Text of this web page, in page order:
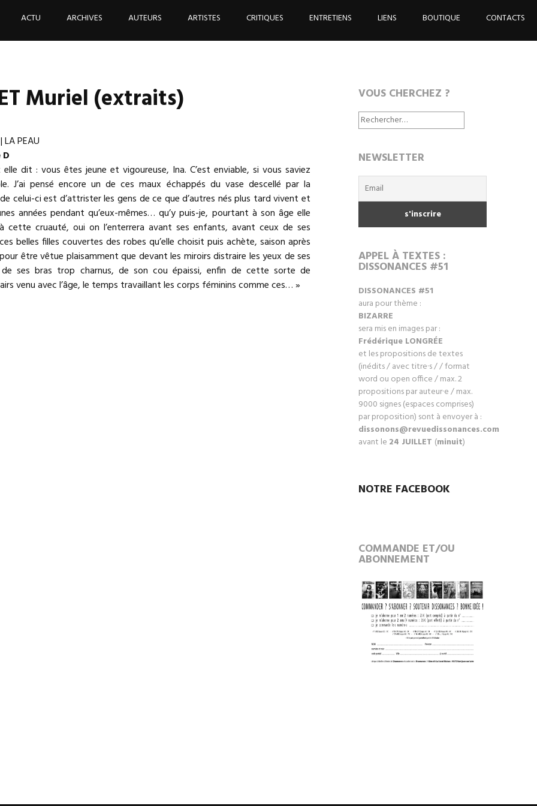
ACTU ARCHIVES AUTEURS ARTISTES CRITIQUES ENTRETIENS LIENS BOUTIQUE CONTACTS
Muriel (extraits)
PEAU
elle dit : vous êtes jeune et vigoureuse, Ina. C’est enviable, si vous saviez
J’ai pensé encore un de ces maux échappés du vase descellé par la
celui-ci est d’attrister les gens de ce que d’autres nés plus tard vivent et
années pendant qu’eux-mêmes… qu’y puis-je, pourtant à son âge elle
cette cruauté, oui on l’enterrera avant ses enfants, avant ceux de ses
belles filles couvertes des robes qu’elle choisit puis achète, saison après
être vêtue plaisamment que devant les miroirs distraire les yeux de ses
ses bras trop charnus, de son cou épaissi, enfin de cette sorte de
venu avec l’âge, le temps travaillant les corps féminins comme ces… »
VOUS CHERCHEZ ?
Rechercher :
NEWSLETTER
APPEL À TEXTES :
DISSONANCES #51
DISSONANCES #51
aura pour thème :
BIZARRE
sera mis en images par :
Frédérique LONGRÉE
et les propositions de textes
(inédits / avec titre·s / / format
word ou open office / max. 2
propositions par auteur·e / max.
9000 signes (espaces comprises)
par proposition) sont à envoyer à :
dissonons@revuedissonances.com
avant le 24 JUILLET (minuit)
NOTRE FACEBOOK
COMMANDE ET/OU
ABONNEMENT